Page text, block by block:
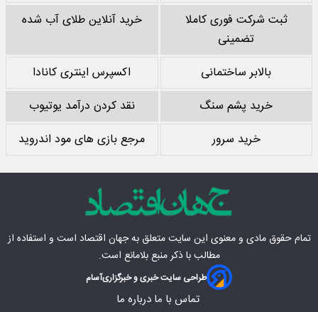
ثبت شرکت فوری کاملا
تضمینی
خرید آنلاین طلای آب شده
بالابر ساختمانی
اکسپرس اینتری کانادا
خرید پشم سنگ
نقد کردن درآمد یوتیوب
خرید سرور
مرجع بازی های مود اندروید
تمام حقوق مادی‌ و معنوی این سایت متعلق بهجهان اقتصاد است و استفاده از
مطالب با ذکر منبع بلامانع است.
طراحی سایت خبری و خبرگزاریآسام
تماس با ما درباره ما